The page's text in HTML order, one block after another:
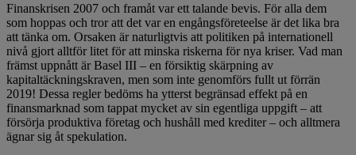
Finanskrisen 2007 och framåt var ett talande bevis. För alla dem
som hoppas och tror att det var en engångsföreteelse är det lika bra
att tänka om. Orsaken är naturligtvis att politiken på internationell
nivå gjort alltför litet för att minska riskerna för nya kriser. Vad man
främst uppnått är Basel III – en försiktig skärpning av
kapitaltäckningskraven, men som inte genomförs fullt ut förrän
2019! Dessa regler bedöms ha ytterst begränsad effekt på en
finansmarknad som tappat mycket av sin egentliga uppgift – att
försörja produktiva företag och hushåll med krediter – och alltmera
ägnar sig åt spekulation.